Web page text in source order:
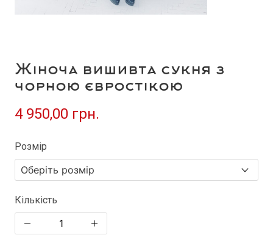
Жіноча вишивта сукня з
чорною євростікою
4 950,00 грн.
Розмір
Кількість